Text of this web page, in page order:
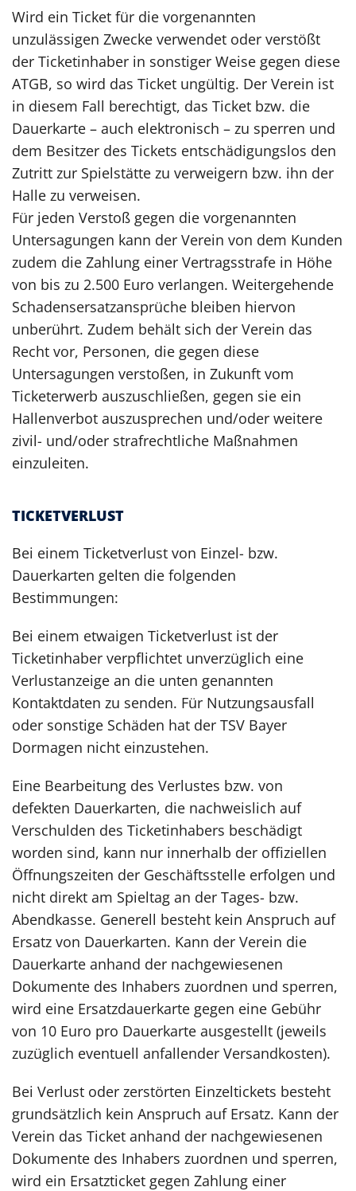
Wird ein Ticket für die vorgenannten
unzulässigen Zwecke verwendet oder verstößt
der Ticketinhaber in sonstiger Weise gegen diese
ATGB, so wird das Ticket ungültig. Der Verein ist
in diesem Fall berechtigt, das Ticket bzw. die
Dauerkarte – auch elektronisch – zu sperren und
dem Besitzer des Tickets entschädigungslos den
Zutritt zur Spielstätte zu verweigern bzw. ihn der
Halle zu verweisen.
Für jeden Verstoß gegen die vorgenannten
Untersagungen kann der Verein von dem Kunden
zudem die Zahlung einer Vertragsstrafe in Höhe
von bis zu 2.500 Euro verlangen. Weitergehende
Schadensersatzansprüche bleiben hiervon
unberührt. Zudem behält sich der Verein das
Recht vor, Personen, die gegen diese
Untersagungen verstoßen, in Zukunft vom
Ticketerwerb auszuschließen, gegen sie ein
Hallenverbot auszusprechen und/oder weitere
zivil- und/oder strafrechtliche Maßnahmen
einzuleiten.
TICKETVERLUST
Bei einem Ticketverlust von Einzel- bzw.
Dauerkarten gelten die folgenden
Bestimmungen:
Bei einem etwaigen Ticketverlust ist der
Ticketinhaber verpflichtet unverzüglich eine
Verlustanzeige an die unten genannten
Kontaktdaten zu senden. Für Nutzungsausfall
oder sonstige Schäden hat der TSV Bayer
Dormagen nicht einzustehen.
Eine Bearbeitung des Verlustes bzw. von
defekten Dauerkarten, die nachweislich auf
Verschulden des Ticketinhabers beschädigt
worden sind, kann nur innerhalb der offiziellen
Öffnungszeiten der Geschäftsstelle erfolgen und
nicht direkt am Spieltag an der Tages- bzw.
Abendkasse. Generell besteht kein Anspruch auf
Ersatz von Dauerkarten. Kann der Verein die
Dauerkarte anhand der nachgewiesenen
Dokumente des Inhabers zuordnen und sperren,
wird eine Ersatzdauerkarte gegen eine Gebühr
von 10 Euro pro Dauerkarte ausgestellt (jeweils
zuzüglich eventuell anfallender Versandkosten).
Bei Verlust oder zerstörten Einzeltickets besteht
grundsätzlich kein Anspruch auf Ersatz. Kann der
Verein das Ticket anhand der nachgewiesenen
Dokumente des Inhabers zuordnen und sperren,
wird ein Ersatzticket gegen Zahlung einer